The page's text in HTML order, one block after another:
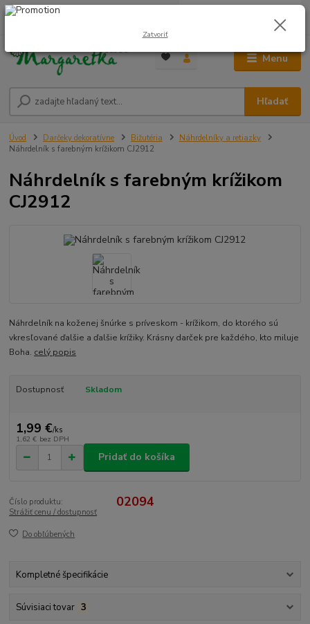
Menu
Hľadať
0948 236 042
0,00 €
Úvod Darčeky dekoratívne Bižutéria
Náhrdelníky a retiazky
Náhrdelník s farebným krížikom CJ2912
Náhrdelník s farebným krížikom
CJ2912
Náhrdelník na koženej šnúrke s príveskom - krížikom, do ktorého sú
vkresľované ďalšie a ďalšie krížiky. Krásny darček pre každého, kto miluje
Boha. celý popis
Dostupnosť Skladom
1,99 €/ks
1,62 € bez DPH
Pridať do košíka
Číslo produktu: 02094
Strážiť cenu / dostupnosť
Do obľúbených
Kompletné špecifikácie
Súvisiaci tovar 3
Zatvoriť